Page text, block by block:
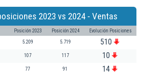
2023 vs 2024 - Ventas
Posición 2023 Posición 2024 Evolución Posiciones
5.209 5.719 510
107 117 10
77 91 14